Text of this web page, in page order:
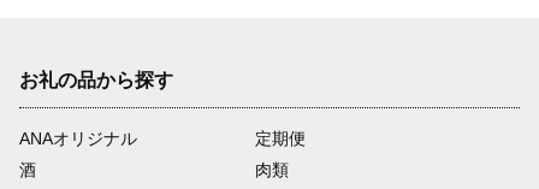
お礼の品から探す
ANAオリジナル
定期便
酒
肉類